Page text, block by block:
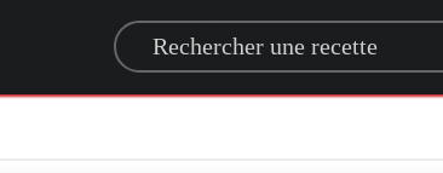
Search for a recipe